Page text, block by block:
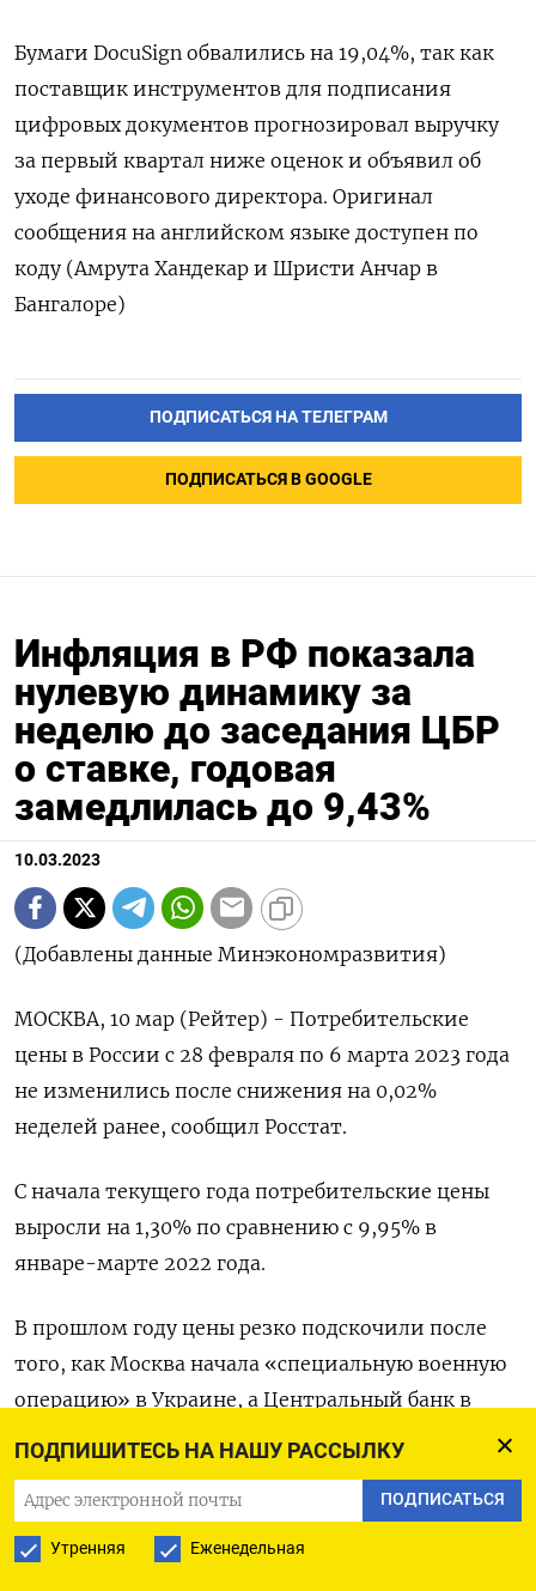
ПОДПИШИТЕСЬ НА НАШУ РАССЫЛКУ
ПОДПИСАТЬСЯ
Утренняя Еженедельная
Бумаги DocuSign обвалились на 19,04%, так как
поставщик инструментов для подписания
цифровых документов прогнозировал выручку
за первый квартал ниже оценок и объявил об
уходе финансового директора. Оригинал
сообщения на английском языке доступен по
коду (Амрута Хандекар и Шристи Анчар в
Бангалоре)
ПОДПИСАТЬСЯ НА ТЕЛЕГРАМ
ПОДПИСАТЬСЯ В GOOGLE
Инфляция в РФ показала
нулевую динамику за
неделю до заседания ЦБР
о ставке, годовая
замедлилась до 9,43%
10.03.2023
(Добавлены данные Минэкономразвития)
МОСКВА, 10 мар (Рейтер) - Потребительские
цены в России с 28 февраля по 6 марта 2023 года
не изменились после снижения на 0,02%
неделей ранее, сообщил Росстат.
С начала текущего года потребительские цены
выросли на 1,30% по сравнению с 9,95% в
январе-марте 2022 года.
В прошлом году цены резко подскочили после
того, как Москва начала «специальную военную
операцию» в Украине, а Центральный банк в
В годовом выражении инфляция на 6 марта
замедлилась до 9,43% с 11,01% неделей ранее,